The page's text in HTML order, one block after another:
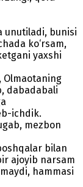
unutiladi, bunisi
ko‘rsam,
yaxshi
Olmaotaning
dabadabali
ichdik.
mezbon
bilan
ajoyib narsam
hammasi